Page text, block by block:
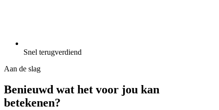
Snel terugverdiend
Aan de slag
Benieuwd wat het voor jou kan
betekenen?